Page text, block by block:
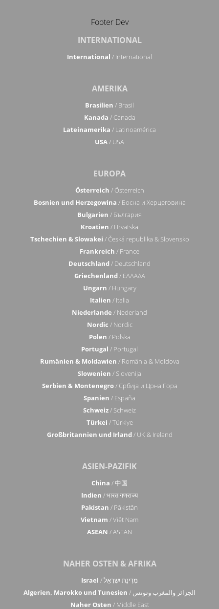
Footer Dev
INTERNATIONAL
International / International
AMERIKA
Brasilien / Brasil
Kanada / Canada
Lateinamerika / Latinoamérica
USA/ USA
EUROPA
Österreich / Österreich
Bosnien und Herzegowina / Босна и Херцеговина
Bulgarien / България
Kroatien / Hrvatska
Tschechien & Slowakei / Česká republika & Slovensko
Frankreich / France
Deutschland / Deutschland
Griechenland / ΕΛΛΑΔΑ
Ungarn / Hungary
Italien / Italia
Niederlande / Nederland
Nordic / Nordic
Polen / Polska
Portugal / Portugal
Rumänien & Moldawien / România & Moldova
Slowenien / Slovenija
Serbien & Montenegro/ Србија и Црна Гора
Spanien / España
Schweiz/ Schweiz
Türkei / Türkiye
Großbritannien und Irland / UK & Ireland
ASIEN-PAZIFIK
China / 中国
Indien / भारत गणराज्य
Pakistan / Pākistān
Vietnam / Việt Nam
ASEAN / ASEAN
NAHER OSTEN & AFRIKA
Israel
/ מְדִינַת יִשְׂרָאֵל
Algerien, Marokko und Tunesien
/ الجزائر والمغرب وتونس
Naher Osten / Middle East